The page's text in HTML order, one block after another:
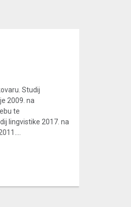
Studij
2009. na
te
lingvistike 2017. na